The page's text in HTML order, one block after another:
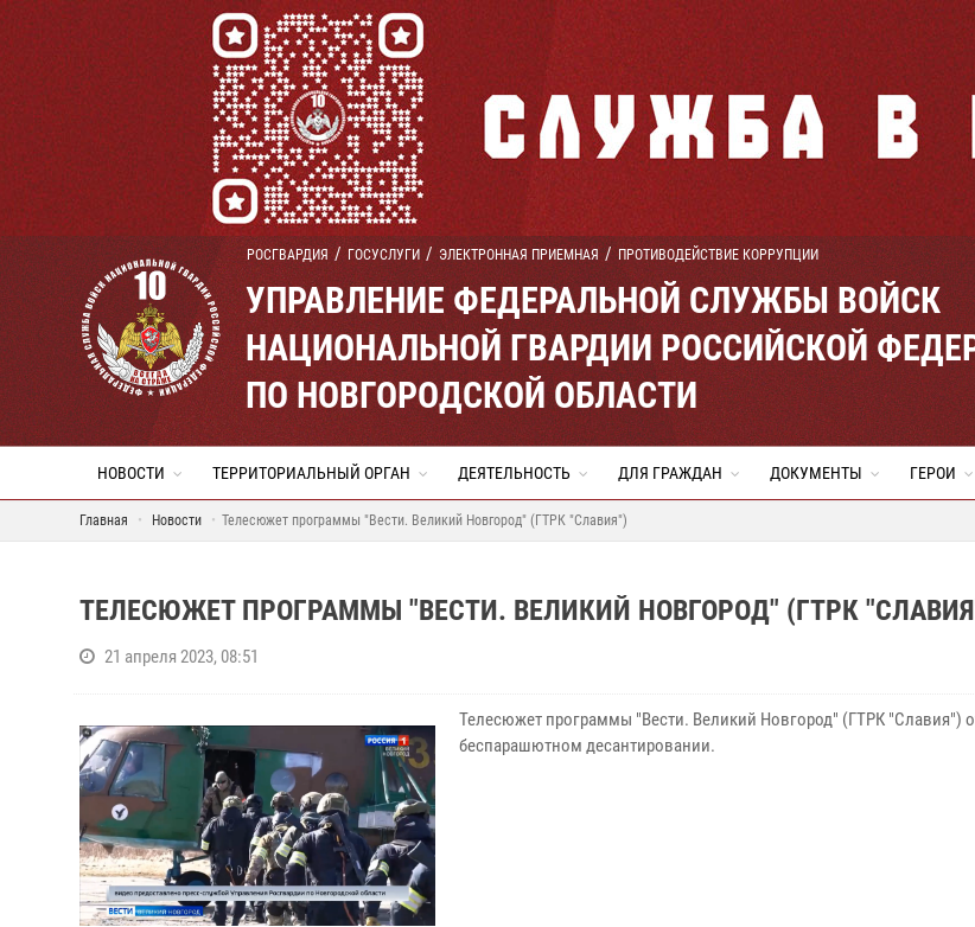
РОСГВАРДИЯ ГОСУСЛУГИ ЭЛЕКТРОННАЯ ПРИЕМНАЯ ПРОТИВОДЕЙСТВИЕ КОРРУПЦИИ
УПРАВЛЕНИЕ ФЕДЕРАЛЬНОЙ СЛУЖБЫ ВОЙСК
НАЦИОНАЛЬНОЙ ГВАРДИИ РОССИЙСКОЙ
ПО НОВГОРОДСКОЙ ОБЛАСТИ
НОВОСТИ ТЕРРИТОРИАЛЬНЫЙ ОРГАН ДЕЯТЕЛЬНОСТЬ ДЛЯ ГРАЖДАН ДОКУМЕНТЫ ГЕРОИ
Главная Новости Телесюжет программы "Вести. Великий Новгород" (ГТРК "Славия")
ТЕЛЕСЮЖЕТ ПРОГРАММЫ "ВЕСТИ. ВЕЛИКИЙ НОВГОРОД" (ГТРК
21 апреля 2023, 08:51
Телесюжет программы "Вести. Великий Новгород" (ГТРК "Славия")
беспарашютном десантировании.